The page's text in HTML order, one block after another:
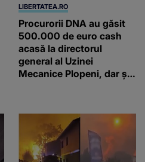
LIBERTATEA.RO
Procurorii DNA au găsit
500.000 de euro cash
acasă la directorul
general al Uzinei
Mecanice Plopeni, dar și